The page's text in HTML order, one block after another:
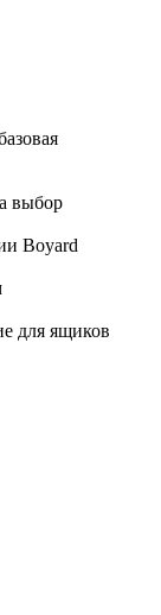
выбор
Boyard
для ящиков